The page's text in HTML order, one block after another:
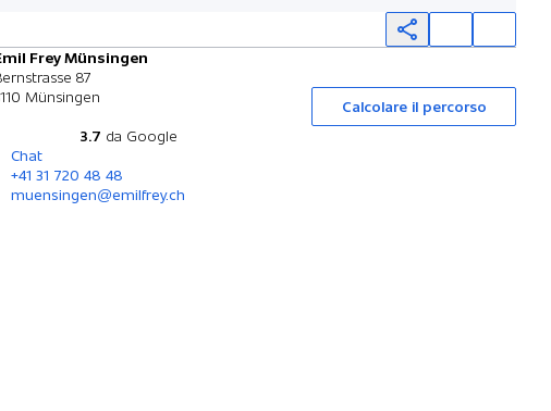
Frey Münsingen
87
Münsingen
Calcolare il percorso
3.7 da Google
Chat
+41 31 720 48 48
muensingen@emilfrey.ch